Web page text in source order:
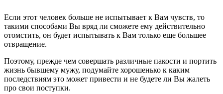
Если этот человек больше не испытывает к Вам чувств, то
такими способами Вы вряд ли сможете ему действительно
отомстить, он будет испытывать к Вам только еще большее
отвращение.
Поэтому, прежде чем совершать различные пакости и портить
жизнь бывшему мужу, подумайте хорошенько к каким
последствиям это может привести и не будете ли Вы жалеть
про свои поступки.